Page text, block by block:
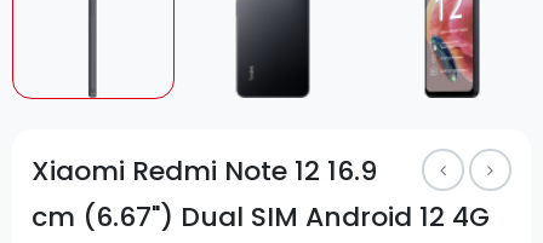
Xiaomi Redmi Note 12 16.9
cm (6.67") Dual SIM Android 12 4G